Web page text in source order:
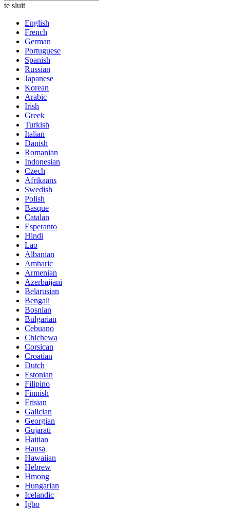
te sluit
English
French
German
Portuguese
Spanish
Russian
Japanese
Korean
Arabic
Irish
Greek
Turkish
Italian
Danish
Romanian
Indonesian
Czech
Afrikaans
Swedish
Polish
Basque
Catalan
Esperanto
Hindi
Lao
Albanian
Amharic
Armenian
Azerbaijani
Belarusian
Bengali
Bosnian
Bulgarian
Cebuano
Chichewa
Corsican
Croatian
Dutch
Estonian
Filipino
Finnish
Frisian
Galician
Georgian
Gujarati
Haitian
Hausa
Hawaiian
Hebrew
Hmong
Hungarian
Icelandic
Igbo